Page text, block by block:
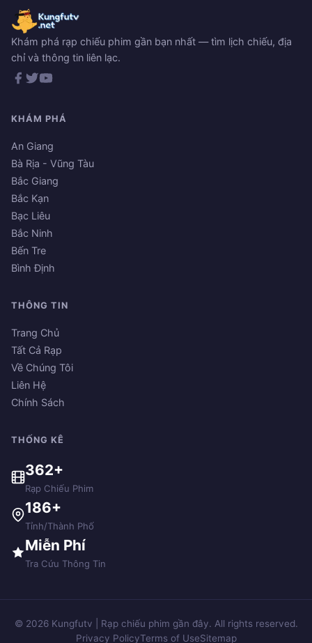
Khám phá rạp chiếu phim gần bạn nhất — tìm lịch chiếu, địa
chỉ và thông tin liên lạc.
KHÁM PHÁ
An Giang
Bà Rịa - Vũng Tàu
Bắc Giang
Bắc Kạn
Bạc Liêu
Bắc Ninh
Bến Tre
Bình Định
THÔNG TIN
Trang Chủ
Tất Cả Rạp
Về Chúng Tôi
Liên Hệ
Chính Sách
THỐNG KÊ
362+
Rạp Chiếu Phim
186+
Tỉnh/Thành Phố
Miễn Phí
Tra Cứu Thông Tin
© 2026 Kungfutv | Rạp chiếu phim gần đây. All rights reserved.
Privacy PolicyTerms of UseSitemap